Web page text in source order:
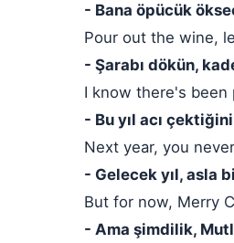
- Bana öpücük
Pour out the wine,
- Şarabı dökün,
I know there's
- Bu yıl acı
Next year, you
- Gelecek yıl, asla
But for now, Merry
- Ama şimdilik,